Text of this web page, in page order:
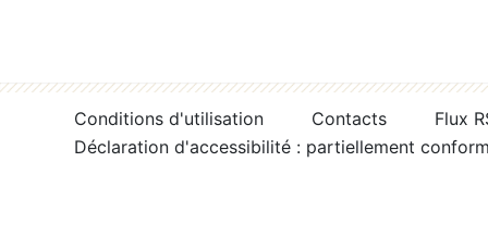
Conditions d'utilisation Contacts
Flux
Déclaration d'accessibilité : partiellement